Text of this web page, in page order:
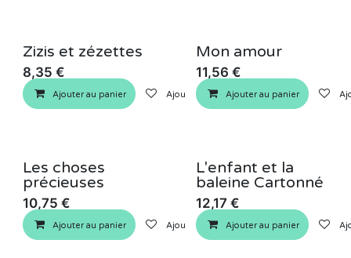
Zizis et zézettes
8,35 €
Ajouter au panier Ajouter à la liste de souhaits
Mon amour
11,56 €
Ajouter au panier
Les choses
précieuses
10,75 €
Ajouter au panier Ajouter à la liste de souhaits
L'enfant et la
baleine Cartonné
12,17 €
Ajouter au panier